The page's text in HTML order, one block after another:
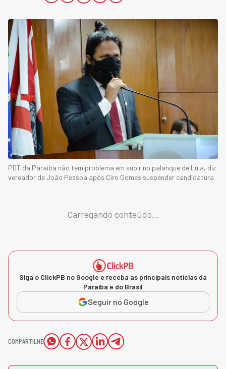
PDT da Paraíba não tem problema em subir no palanque de Lula, diz
vereador de João Pessoa após Ciro Gomes suspender candidatura
Carregando conteúdo...
Siga o ClickPB no Google e receba as principais notícias da
Paraíba e do Brasil
Seguir no Google
COMPARTILHE